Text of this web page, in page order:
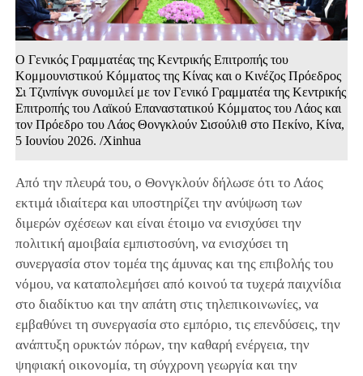
Ο Γενικός Γραμματέας της Κεντρικής Επιτροπής του
Κομμουνιστικού Κόμματος της Κίνας και ο Κινέζος Πρόεδρος
Σι Τζινπίνγκ συνομιλεί με τον Γενικό Γραμματέα της Κεντρικής
Επιτροπής του Λαϊκού Επαναστατικού Κόμματος του Λάος και
τον Πρόεδρο του Λάος Θονγκλούν Σισούλιθ στο Πεκίνο, Κίνα,
5 Ιουνίου 2026. /Xinhua
Από την πλευρά του, ο Θονγκλούν δήλωσε ότι το Λάος
εκτιμά ιδιαίτερα και υποστηρίζει την ανύψωση των
διμερών σχέσεων και είναι έτοιμο να ενισχύσει την
πολιτική αμοιβαία εμπιστοσύνη, να ενισχύσει τη
συνεργασία στον τομέα της άμυνας και της επιβολής του
νόμου, να καταπολεμήσει από κοινού τα τυχερά παιχνίδια
στο διαδίκτυο και την απάτη στις τηλεπικοινωνίες, να
εμβαθύνει τη συνεργασία στο εμπόριο, τις επενδύσεις, την
ανάπτυξη ορυκτών πόρων, την καθαρή ενέργεια, την
ψηφιακή οικονομία, τη σύγχρονη γεωργία και την